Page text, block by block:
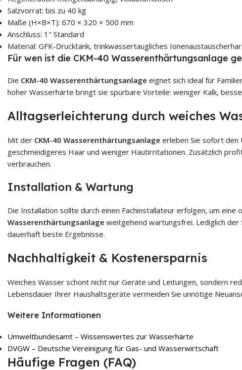
Salzvorrat: bis zu 40 kg
Maße (H×B×T): 670 × 320 × 500 mm
Anschluss: 1″ Standard
Material: GFK-Drucktank, trinkwassertaugliches
Für wen ist die CKM-40 Wasserenthärtungsanlage
Die CKM-40 Wasserenthärtungsanlage eignet sich ideal für
hoher Wasserhärte bringt sie spürbare Vorteile: weniger Kalk,
Alltagserleichterung durch weiches
Mit der CKM-40 Wasserenthärtungsanlage erleben Sie sofort den
geschmeidigeres Haar und weniger Hautirritationen. Zusätzlich
verbrauchen.
Installation & Wartung
Die Installation sollte durch einen Fachinstallateur erfolgen, um
Wasserenthärtungsanlage weitgehend wartungsfrei. Lediglich
dauerhaft beste Ergebnisse.
Nachhaltigkeit & Kostenersparnis
Weiches Wasser schont nicht nur Geräte und Leitungen, sondern
Lebensdauer Ihrer Haushaltsgeräte vermeiden Sie unnötige
Weitere Informationen
Umweltbundesamt – Wissenswertes zur Wasserhärte
DVGW – Deutsche Vereinigung für Gas- und Wasserwirtschaft
Häufige Fragen (FAQ)